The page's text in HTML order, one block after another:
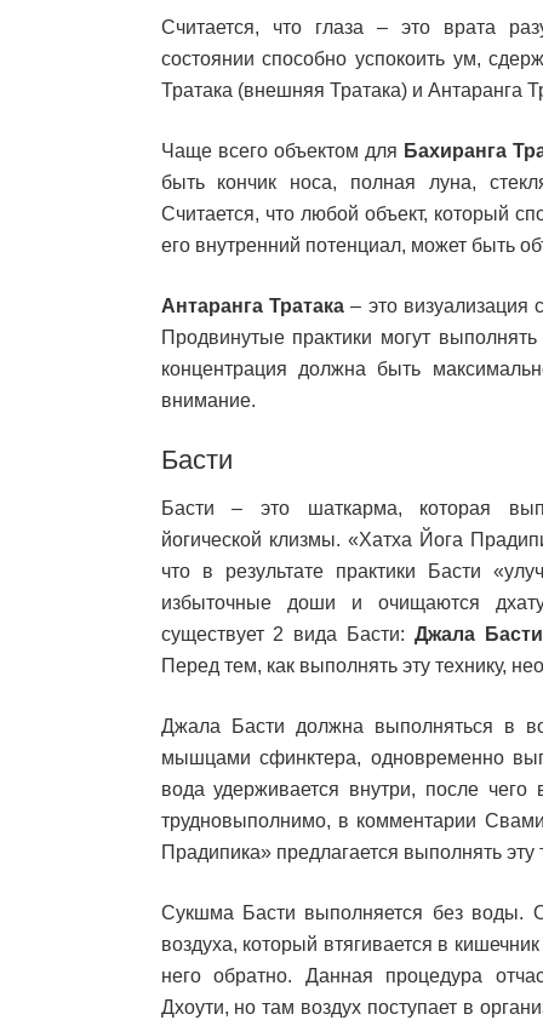
Считается, что глаза – это врата
состоянии способно успокоить ум,
Тратака (внешняя Тратака) и Антаранга
Чаще всего объектом для Бахиранга
быть кончик носа, полная луна,
Считается, что любой объект, который
его внутренний потенциал, может быть
Антаранга Тратака– это визуализация
Продвинутые практики могут
концентрация должна быть
внимание.
Басти
Басти – это шаткарма, которая
йогической клизмы. «Хатха Йога
что в результате практики Басти
избыточные доши и очищаются
существует 2 вида Басти:Джала Басти
Перед тем, как выполнять эту технику,
Джала Басти должна выполняться в
мышцами сфинктера, одновременно
вода удерживается внутри, после
трудновыполнимо, в комментарии
Прадипика» предлагается выполнять
Сукшма Басти выполняется без воды.
воздуха, который втягивается в
него обратно. Данная процедура
Дхоути, но там воздух поступает в